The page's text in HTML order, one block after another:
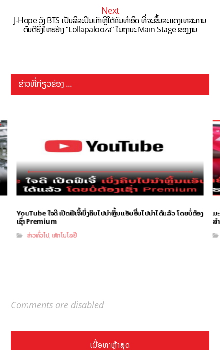
Next
J-Hopeວົງ BTS ເປັນສິລະປິນເກົາຫຼີໃຕ້ຄົນທຳອິດ ທີ່ຈະຂຶ້ນສະແດງເທສະການ
ດົນຕີຍິ່ງໃຫຍ່ຢ່າງ “Lollapalooza” ໃນຖານະ Main Stage ຂອງງານ
ຂ່າວທີ່ກ່ຽວຂ້ອງ ...
YouTube ໃຈດີ ເປີດຟີເຈີ້ເບິ່ງຄິບໄປນຳຫຼິ້ນແອັບອື່ນໄປນຳໄດ້ແລ້ວ ໂດຍບໍ່ຕ້ອງ
ເຊົ່າ Premium
ຂ່າວທົ່ວໄປ ເທັກໂນໂລຢີ
ມ
ສ
Comments are disabled
ເນື້ອຫາຫຼ້າສຸດ